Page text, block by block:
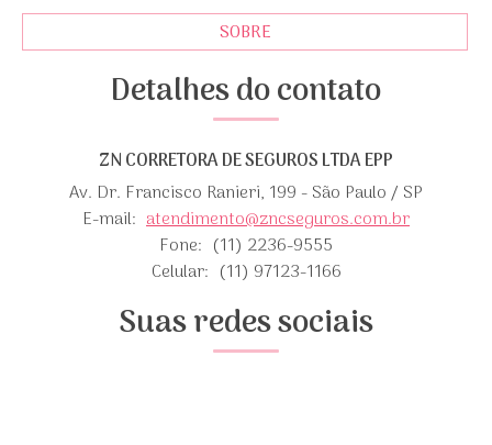
SOBRE
Detalhes do contato
ZN CORRETORA DE SEGUROS LTDA EPP
Av. Dr. Francisco Ranieri, 199 - São Paulo / SP
E-mail: atendimento@zncseguros.com.br
Fone: (11) 2236-9555
Celular: (11) 97123-1166
Suas redes sociais